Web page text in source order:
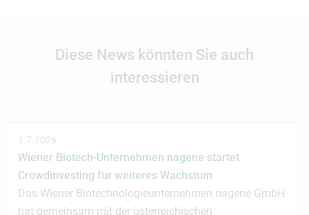
Diese News könnten Sie auch
interessieren
3.7.2026
Wiener Biotech-Unternehmen nagene startet
Crowdinvesting für weiteres Wachstum
Das Wiener Biotechnologieunternehmen nagene GmbH
hat gemeinsam mit der österreichischen